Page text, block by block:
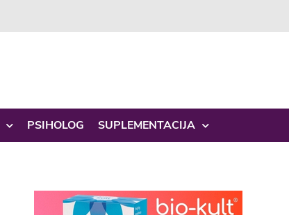
PSIHOLOG SUPLEMENTACIJA